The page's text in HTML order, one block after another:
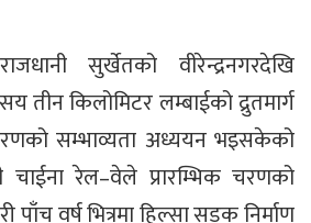
सुर्खेतको वीरेन्द्रनगरदेखि
तीन किलोमिटर लम्बाईको द्रुतमार्ग
सम्भाव्यता अध्ययन भइसकेको
रेल–वेले प्रारम्भिक चरणको
वर्ष भित्रमा हिल्सा सडक निर्माण